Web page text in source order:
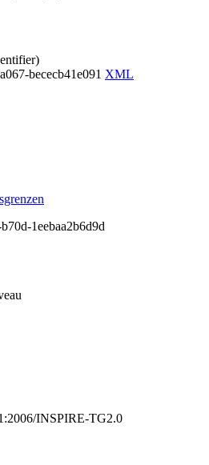
bececb41e091 XML
1eebaa2b6d9d
INSPIRE-TG2.0